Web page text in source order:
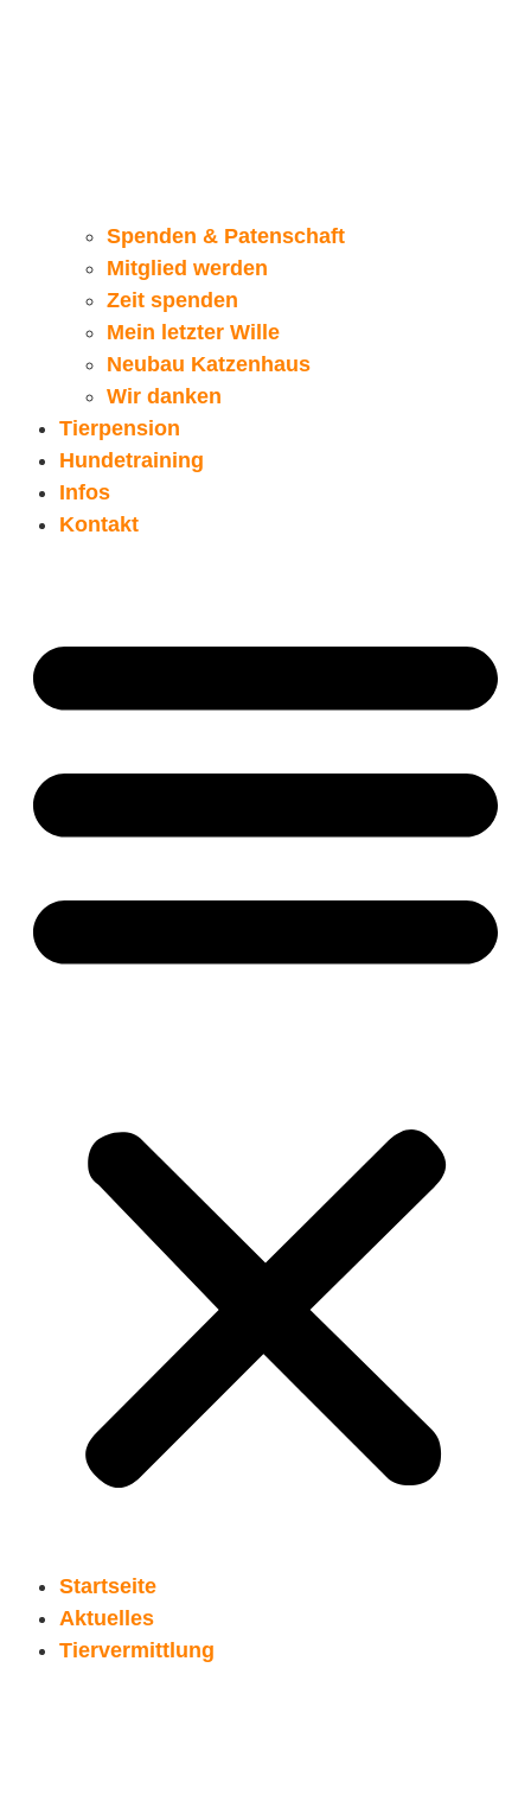
Spenden & Patenschaft
Mitglied werden
Zeit spenden
Mein letzter Wille
Neubau Katzenhaus
Wir danken
Tierpension
Hundetraining
Infos
Kontakt
Startseite
Aktuelles
Tiervermittlung